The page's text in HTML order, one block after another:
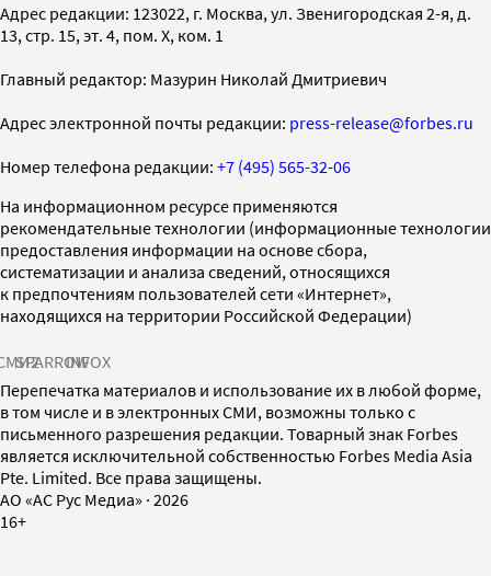
Адрес редакции: 123022, г. Москва, ул. Звенигородская 2-я, д.
13, стр. 15, эт. 4, пом. X, ком. 1
Главный редактор: Мазурин Николай Дмитриевич
Адрес электронной почты редакции: press-release@forbes.ru
Номер телефона редакции: +7 (495) 565-32-06
На информационном ресурсе применяются
рекомендательные технологии (информационные технологии
предоставления информации на основе сбора,
систематизации и анализа сведений, относящихся
к предпочтениям пользователей сети «Интернет»,
находящихся на территории Российской Федерации)
SPARROWINFOX
Перепечатка материалов и использование их в любой форме,
в том числе и в электронных СМИ, возможны только с
письменного разрешения редакции. Товарный знак Forbes
является исключительной собственностью Forbes Media Asia
Pte. Limited. Все права защищены.
AO «АС Рус Медиа» · 2026
16+